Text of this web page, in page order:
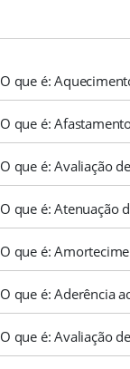
O que é:
O que é:
O que é: Avaliação
O que é: Atenuação
O que é:
O que é: Aderência
O que é: Avaliação